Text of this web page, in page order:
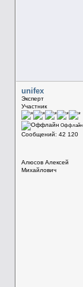
unifex
Эксперт
Участник
Оффлайн
Сообщений: 42 120
Алюсов Алексей
Михайлович